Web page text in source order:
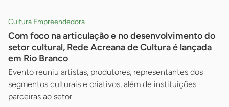
Cultura Empreendedora
Com foco na articulação e no desenvolvimento do
setor cultural, Rede Acreana de Cultura é lançada
em Rio Branco
Evento reuniu artistas, produtores, representantes dos
segmentos culturais e criativos, além de instituições
parceiras ao setor